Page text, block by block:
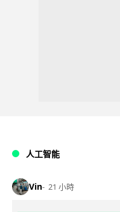
人工智能
Vin 21 小時